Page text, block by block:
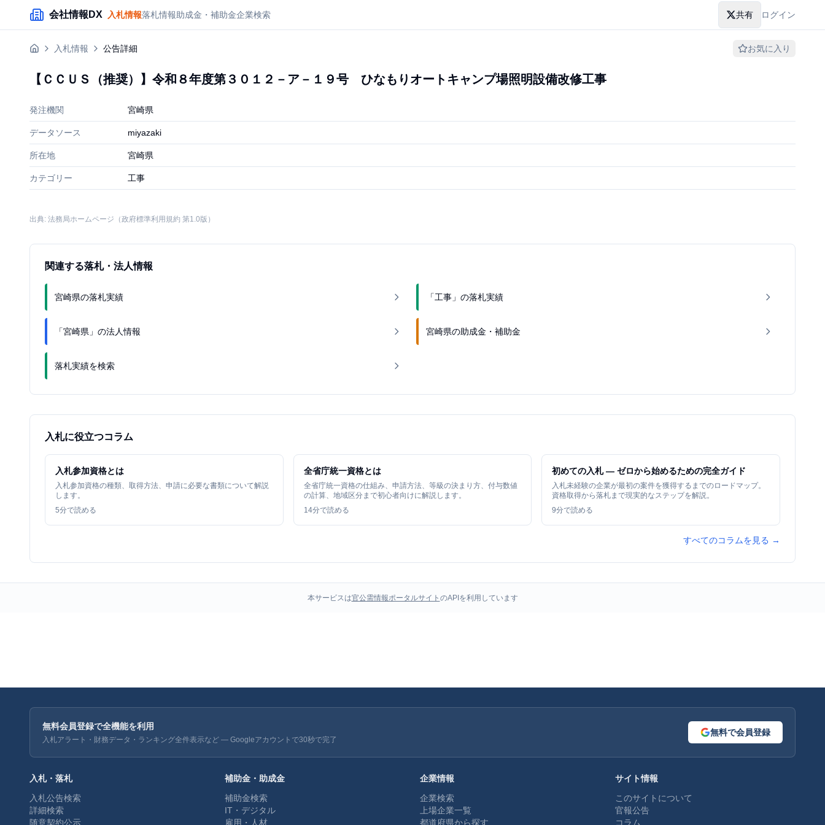
メインコンテンツにスキップ
会社情報DX 入札情報落札情報助成金・補助金企業検索 共有 ログイン
入札情報 公告詳細 お気に入り
【ＣＣＵＳ（推奨）】令和８年度第３０１２－ア－１９号 ひなもりオートキャンプ場照明設備改修工事
発注機関 宮崎県
データソース miyazaki
所在地 宮崎県
カテゴリー 工事
出典: 法務局ホームページ（政府標準利用規約 第1.0版）
関連する落札・法人情報
宮崎県の落札実績 「工事」の落札実績
「宮崎県」の法人情報 宮崎県の助成金・補助金
落札実績を検索
入札に役立つコラム
入札参加資格とは
入札参加資格の種類、取得方法、申請に必要な書類について解説
します。
5分で読める
全省庁統一資格とは
全省庁統一資格の仕組み、申請方法、等級の決まり方、付与数値
の計算、地域区分まで初心者向けに解説します。
14分で読める
初めての入札 — ゼロから始めるための完全ガイド
入札未経験の企業が最初の案件を獲得するまでのロードマップ。
資格取得から落札まで現実的なステップを解説。
9分で読める
すべてのコラムを見る →
本サービスは官公需情報ポータルサイト のAPIを利用しています
無料会員登録で全機能を利用
入札アラート・財務データ・ランキング全件表示など — Googleアカウントで30秒で完了
無料で会員登録
入札・落札
入札公告検索
詳細検索
随意契約公示
補助金・助成金
補助金検索
IT・デジタル
雇用・人材
企業情報
企業検索
上場企業一覧
都道府県から探す
サイト情報
このサイトについて
官報公告
コラム